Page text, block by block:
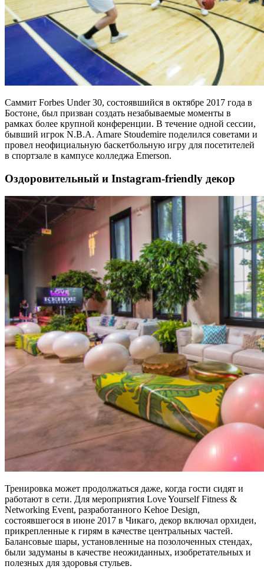
Саммит Forbes Under 30, состоявшийся в октябре 2017 года в
Бостоне, был призван создать незабываемые моменты в
рамках более крупной конференции. В течение одной сессии,
бывший игрок N.B.A. Amare Stoudemire поделился советами и
провел неофициальную баскетбольную игру для посетителей
в спортзале в кампусе колледжа Emerson.
Оздоровительный и Instagram-friendly декор
Тренировка может продолжаться даже, когда гости сидят и
работают в сети. Для мероприятия Love Yourself Fitness &
Networking Event, разработанного Kehoe Design,
состоявшегося в июне 2017 в Чикаго, декор включал орхидеи,
прикрепленные к гирям в качестве центральных частей.
Балансовые шары, установленные на позолоченных стендах,
были задуманы в качестве неожиданных, изобретательных и
полезных для здоровья стульев.